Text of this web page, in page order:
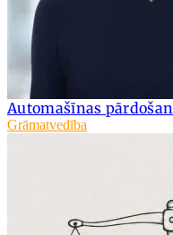
Automašīnas
Grāmatvedība